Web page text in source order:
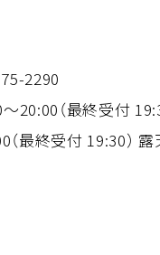
2290
20:00（最終受付
最終受付 19:30）